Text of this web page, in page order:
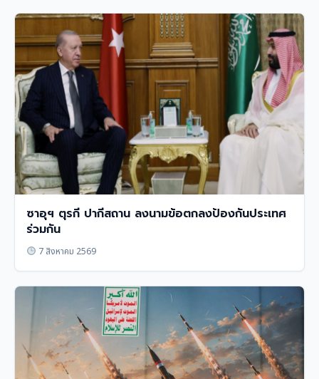
ซาอุฯ ตุรกี ปากีสถาน ลงนามข้อตกลงป้องกันประเทศ
ร่วมกัน
7 สิงหาคม 2569